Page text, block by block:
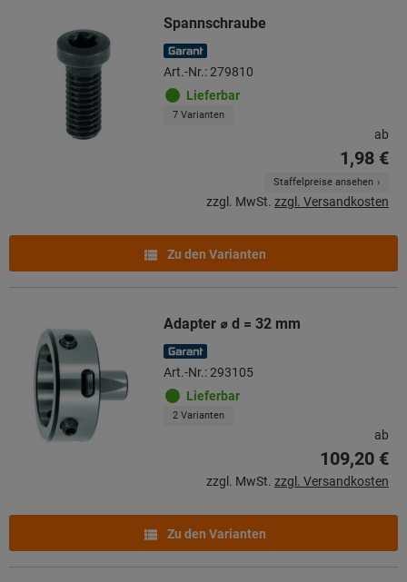
Spannschraube
Art.-Nr.: 279810
Lieferbar
7 Varianten
ab
1,98 €
Staffelpreise ansehen
zzgl. MwSt. zzgl. Versandkosten
Zu den Varianten
Adapter ⌀ d = 32 mm
Art.-Nr.: 293105
Lieferbar
2 Varianten
ab
109,20 €
zzgl. MwSt. zzgl. Versandkosten
Zu den Varianten